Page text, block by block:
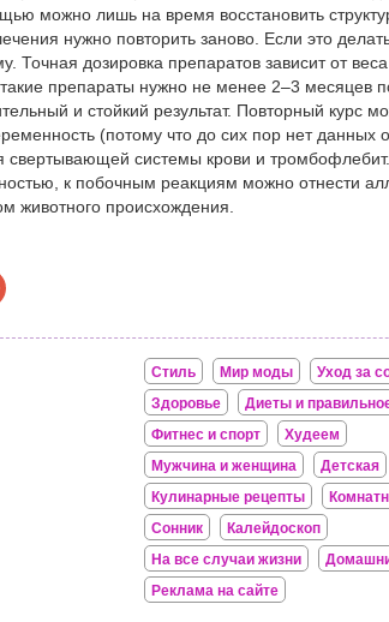
можно лишь на время восстановить
нужно повторить заново. Если это
Точная дозировка препаратов зависит от
препараты нужно не менее 2–3 месяцев
и стойкий результат. Повторный курс
(потому что до сих пор нет данных о
свертывающей системы крови и
к побочным реакциям можно отнести
животного происхождения.
Стиль Мир моды
Уход за
Здоровье
Диеты и
Фитнес и спорт
Худеем
Мужчина и женщина
Детская
Кулинарные рецепты
Сонник
Калейдоскоп
На все случаи жизни
Реклама на сайте